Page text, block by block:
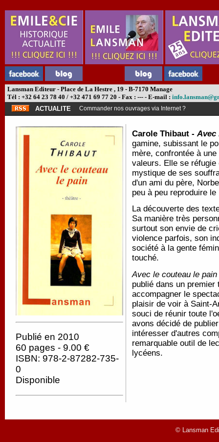
Lansman Editeur - Place de La Hestre , 19 - B-7170 Manage
Tél : +32 64 23 78 40 / +32 471 69 77 20 - Fax : --- - E-mail :
ACTUALITE
Commander nos ouvrages via Internet ?
Publié en 2010
60 pages - 9.00 €
ISBN: 978-2-87282-735-
0
Disponible
Carole Thibaut -Avec
gamine, subissant le
mère, confrontée à
valeurs. Elle se
mystique de ses
d'un ami du père,
peu à peu reproduire
La découverte des
Sa manière très
surtout son envie de
violence parfois, son
société à la gente
touché.
Avec le couteau le pain
publié dans un premier
accompagner le
plaisir de voir à Saint-
souci de réunir toute
avons décidé de
intéresser d'autres
remarquable outil de
lycéens.
© Lansman